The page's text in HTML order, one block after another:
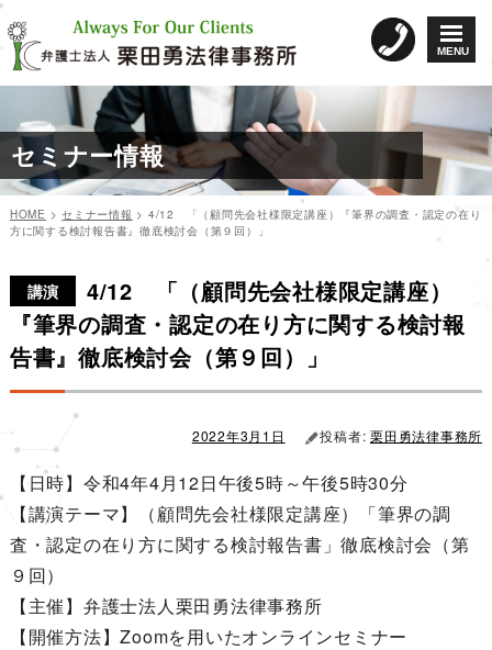
MENU
コ
ン
テ
ン
へ
ス
キ
ッ
プ
セミナー情報
HOME >セミナー情報 > 4/12 「（顧問先会社様限定講座）『筆界の調査・認定の在り
方に関する検討報告書』徹底検討会（第９回）」
講演
4/12 「（顧問先会社様限定講座）
『筆界の調査・認定の在り方に関する検討報
告書』徹底検討会（第９回）」
日:
2022年3月1日 投稿者:栗田勇法律事務所
【日時】令和4年4月12日午後5時～午後5時30分
【講演テーマ】（顧問先会社様限定講座）「筆界の調
査・認定の在り方に関する検討報告書」徹底検討会（第
９回）
【主催】弁護士法人栗田勇法律事務所
【開催方法】Zoomを用いたオンラインセミナー
ゴ
リ
ー
稿
ナ
ビ
ゲ
シ
ョ
ン